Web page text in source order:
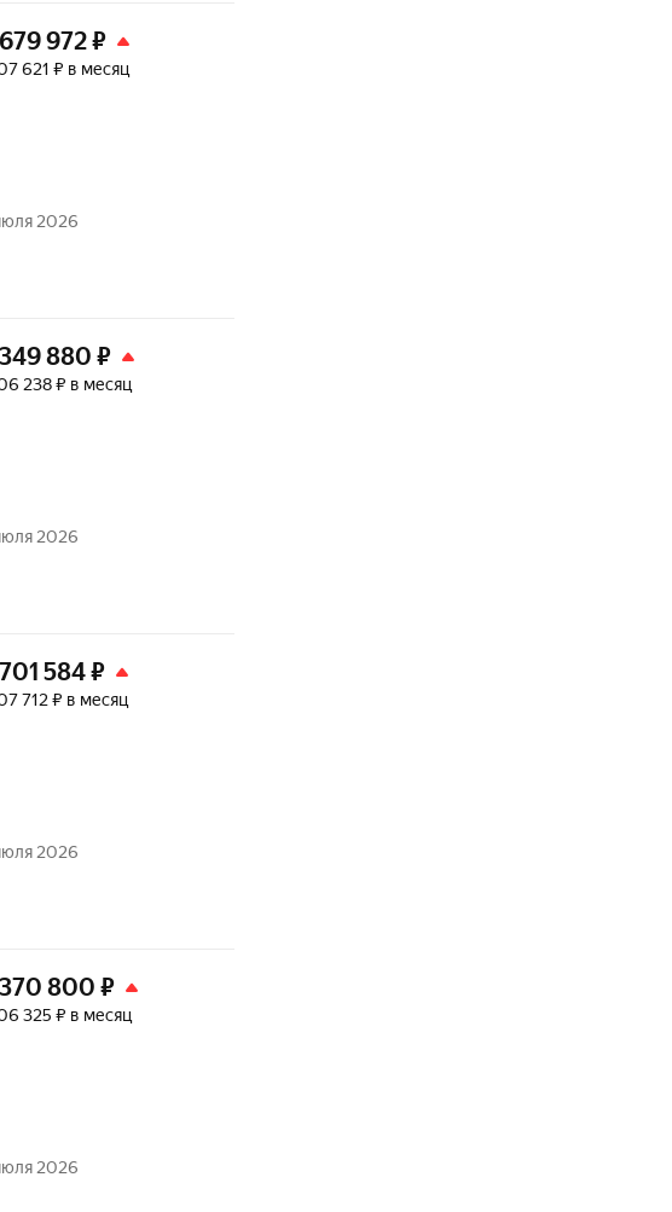
972₽
621 ₽ в месяц
2026
880 ₽
238 ₽ в месяц
2026
584₽
712 ₽ в месяц
2026
800 ₽
325 ₽ в месяц
2026